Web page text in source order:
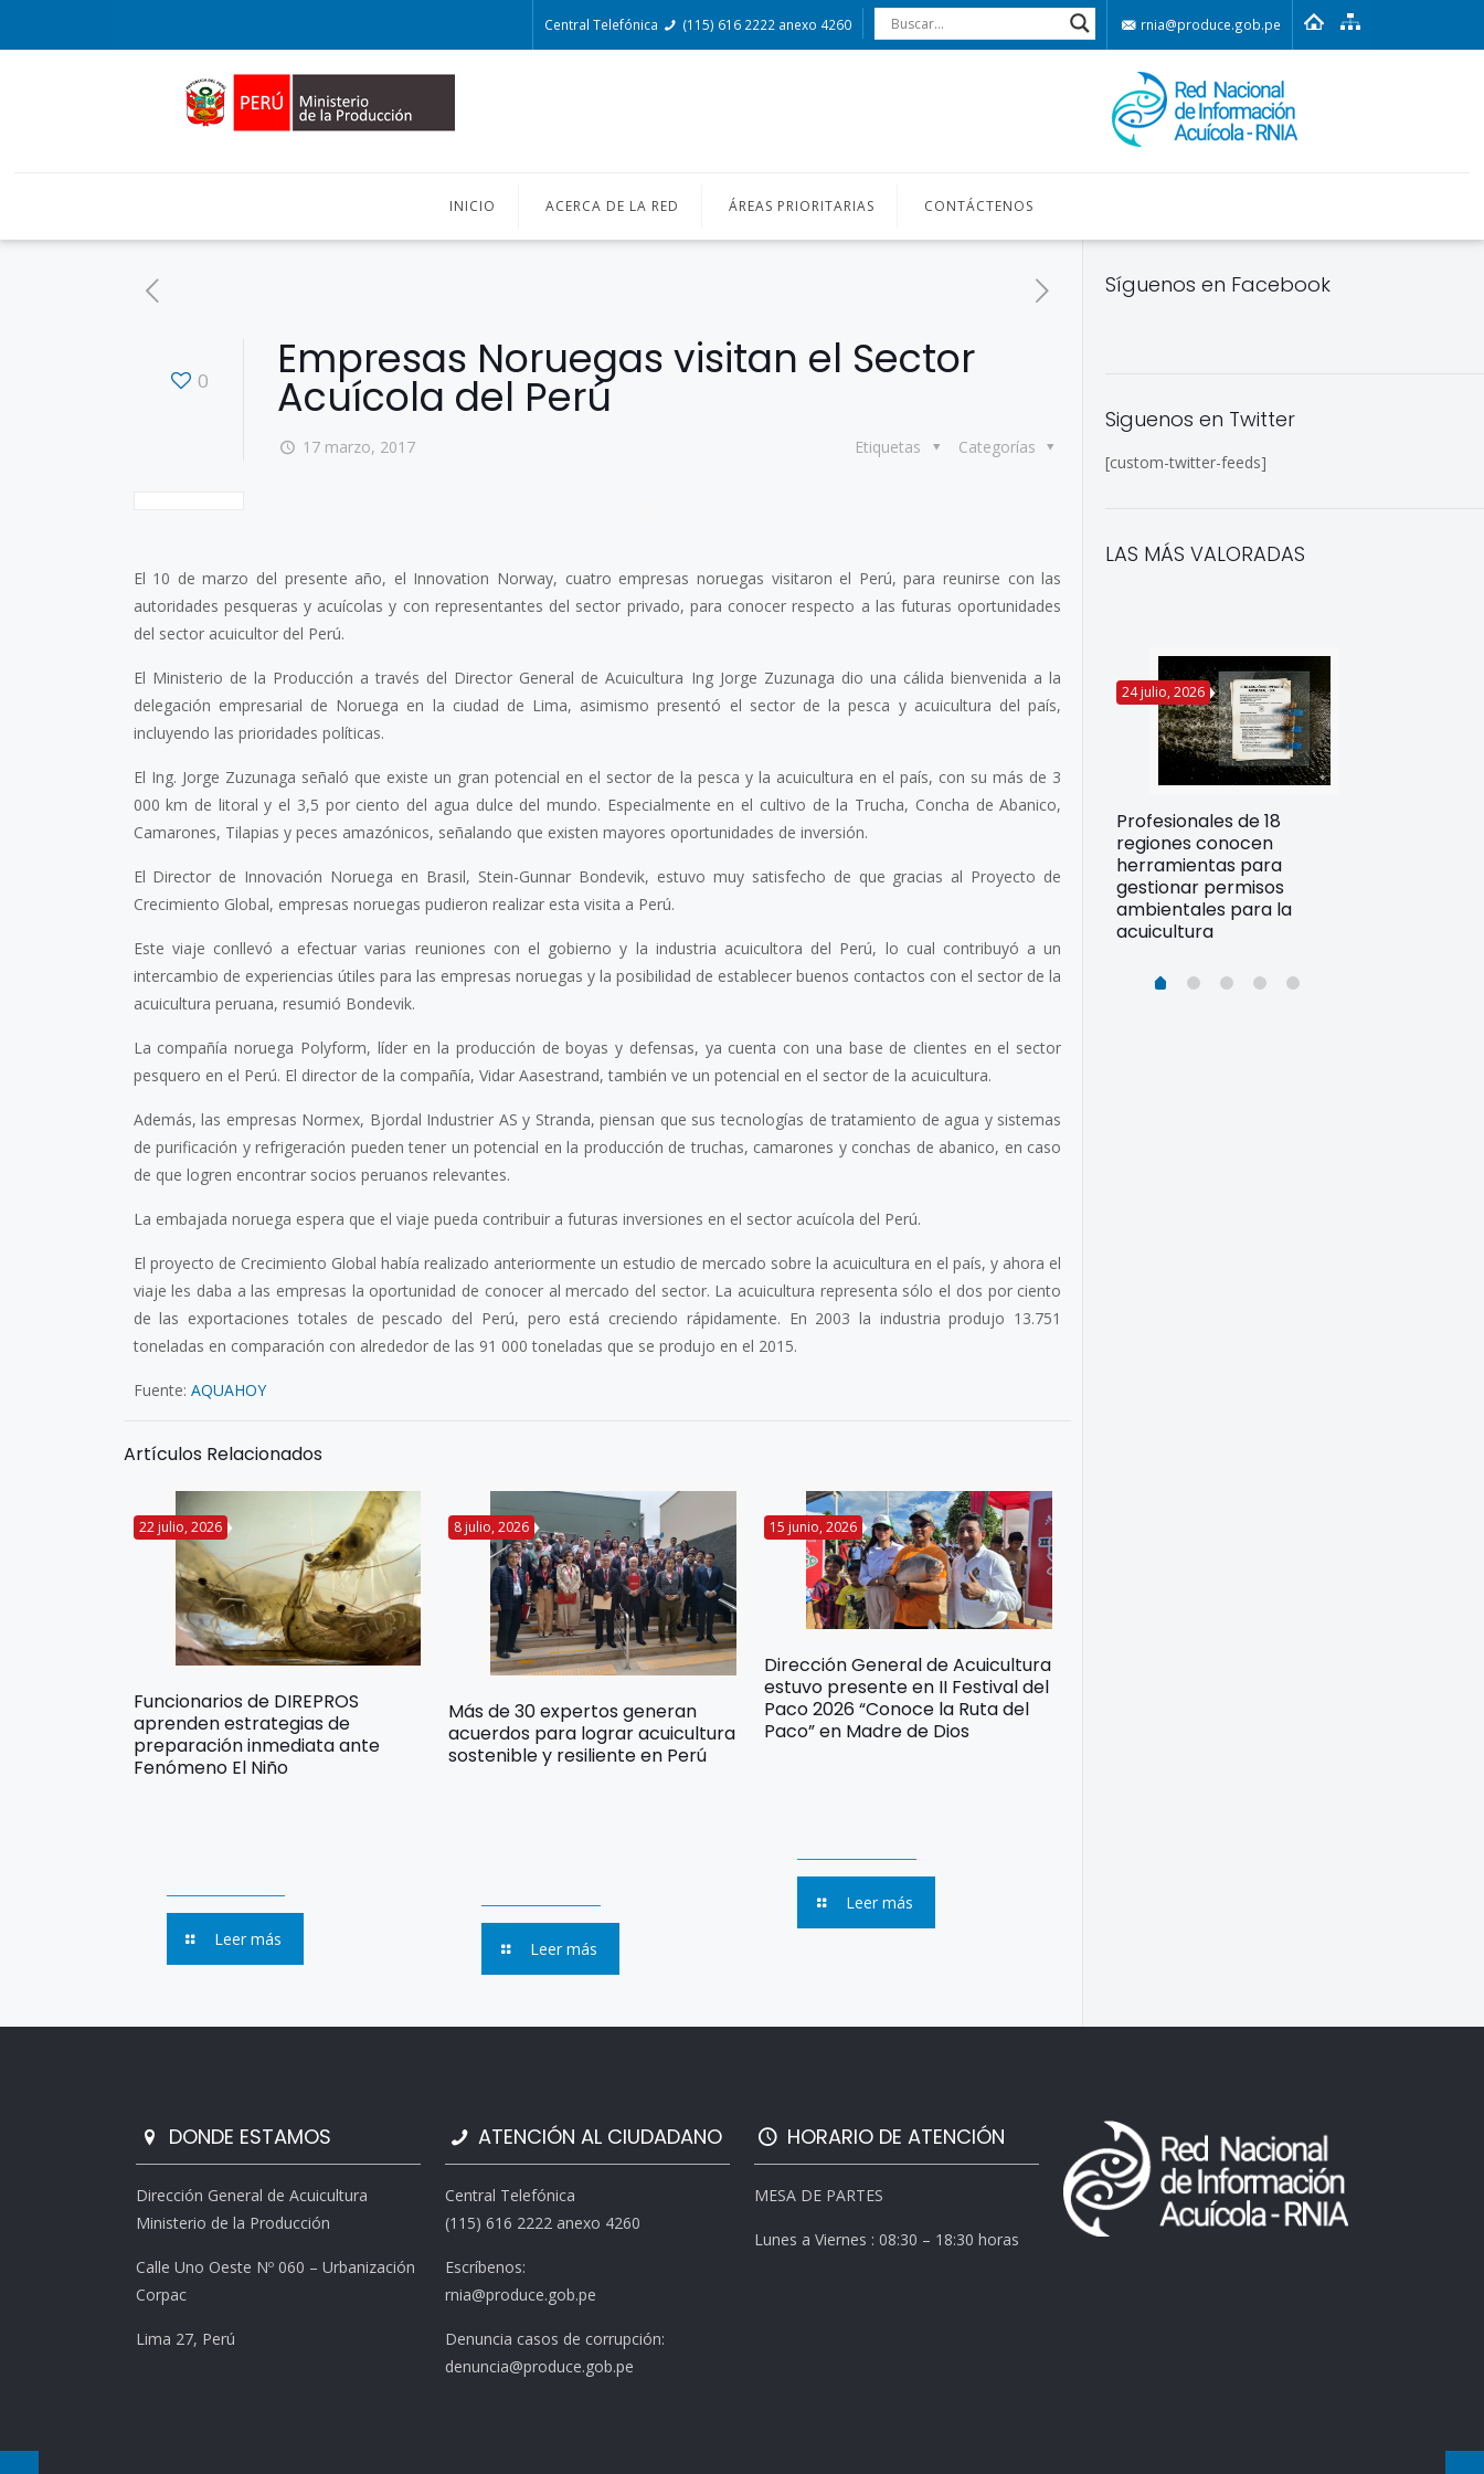
Central Telefónica (115) 616 2222 anexo 4260 rnia@produce.gob.pe
INICIO ACERCA DE LA RED ÁREAS PRIORITARIAS CONTÁCTENOS
0 Empresas Noruegas visitan el Sector
Acuícola del Perú
17 marzo, 2017 Categorías
Etiquetas
El 10 de marzo del presente año, el Innovation Norway, cuatro empresas noruegas visitaron el Perú, para reunirse con las
autoridades pesqueras y acuícolas y con representantes del sector privado, para conocer respecto a las futuras oportunidades
del sector acuicultor del Perú.
El Ministerio de la Producción a través del Director General de Acuicultura Ing Jorge Zuzunaga dio una cálida bienvenida a la
delegación empresarial de Noruega en la ciudad de Lima, asimismo presentó el sector de la pesca y acuicultura del país,
incluyendo las prioridades políticas.
El Ing. Jorge Zuzunaga señaló que existe un gran potencial en el sector de la pesca y la acuicultura en el país, con su más de 3
000 km de litoral y el 3,5 por ciento del agua dulce del mundo. Especialmente en el cultivo de la Trucha, Concha de Abanico,
Camarones, Tilapias y peces amazónicos, señalando que existen mayores oportunidades de inversión.
El Director de Innovación Noruega en Brasil, Stein-Gunnar Bondevik, estuvo muy satisfecho de que gracias al Proyecto de
Crecimiento Global, empresas noruegas pudieron realizar esta visita a Perú.
Este viaje conllevó a efectuar varias reuniones con el gobierno y la industria acuicultora del Perú, lo cual contribuyó a un
intercambio de experiencias útiles para las empresas noruegas y la posibilidad de establecer buenos contactos con el sector de la
acuicultura peruana, resumió Bondevik.
La compañía noruega Polyform, líder en la producción de boyas y defensas, ya cuenta con una base de clientes en el sector
pesquero en el Perú. El director de la compañía, Vidar Aasestrand, también ve un potencial en el sector de la acuicultura.
Además, las empresas Normex, Bjordal Industrier AS y Stranda, piensan que sus tecnologías de tratamiento de agua y sistemas
de purificación y refrigeración pueden tener un potencial en la producción de truchas, camarones y conchas de abanico, en caso
de que logren encontrar socios peruanos relevantes.
La embajada noruega espera que el viaje pueda contribuir a futuras inversiones en el sector acuícola del Perú.
El proyecto de Crecimiento Global había realizado anteriormente un estudio de mercado sobre la acuicultura en el país, y ahora el
viaje les daba a las empresas la oportunidad de conocer al mercado del sector. La acuicultura representa sólo el dos por ciento
de las exportaciones totales de pescado del Perú, pero está creciendo rápidamente. En 2003 la industria produjo 13.751
toneladas en comparación con alrededor de las 91 000 toneladas que se produjo en el 2015.
Fuente: AQUAHOY
Artículos Relacionados
22 julio, 2026
Funcionarios de DIREPROS
aprenden estrategias de
preparación inmediata ante
Fenómeno El Niño
Leer más
8 julio, 2026
Más de 30 expertos generan
acuerdos para lograr acuicultura
sostenible y resiliente en Perú
Leer más
15 junio, 2026
Dirección General de Acuicultura
estuvo presente en II Festival del
Paco 2026 “Conoce la Ruta del
Paco” en Madre de Dios
Leer más
Síguenos en Facebook
Siguenos en Twitter
[custom-twitter-feeds]
LAS MÁS VALORADAS
Más de 30 expertos
lograr acuicultura
sostenible y resiliente en
24 julio, 2026
Profesionales de 18
regiones conocen
herramientas para
gestionar permisos
ambientales para la
acuicultura
DONDE ESTAMOS
Dirección General de Acuicultura
Ministerio de la Producción
Calle Uno Oeste Nº 060 – Urbanización
Corpac
Lima 27, Perú
ATENCIÓN AL CIUDADANO
Central Telefónica
(115) 616 2222 anexo 4260
Escríbenos:
rnia@produce.gob.pe
Denuncia casos de corrupción:
denuncia@produce.gob.pe
HORARIO DE ATENCIÓN
MESA DE PARTES
Lunes a Viernes : 08:30 – 18:30 horas